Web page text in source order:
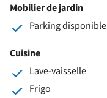
Mobilier de jardin
Parking disponible
Cuisine
Lave-vaisselle
Frigo